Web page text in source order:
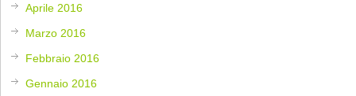
Aprile 2016
Marzo 2016
Febbraio 2016
Gennaio 2016